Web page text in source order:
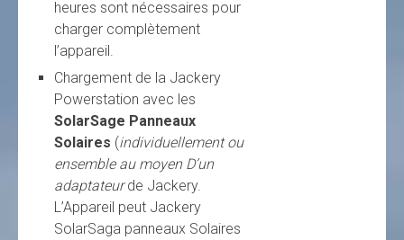
heures sont nécessaires pour
charger complètement
l’appareil.
Chargement de la Jackery
Powerstation avec les
SolarSage Panneaux
Solaires (individuellement ou
ensemble au moyen D’un
adaptateurde Jackery.
L’Appareil peut Jackery
SolarSaga panneaux Solaires